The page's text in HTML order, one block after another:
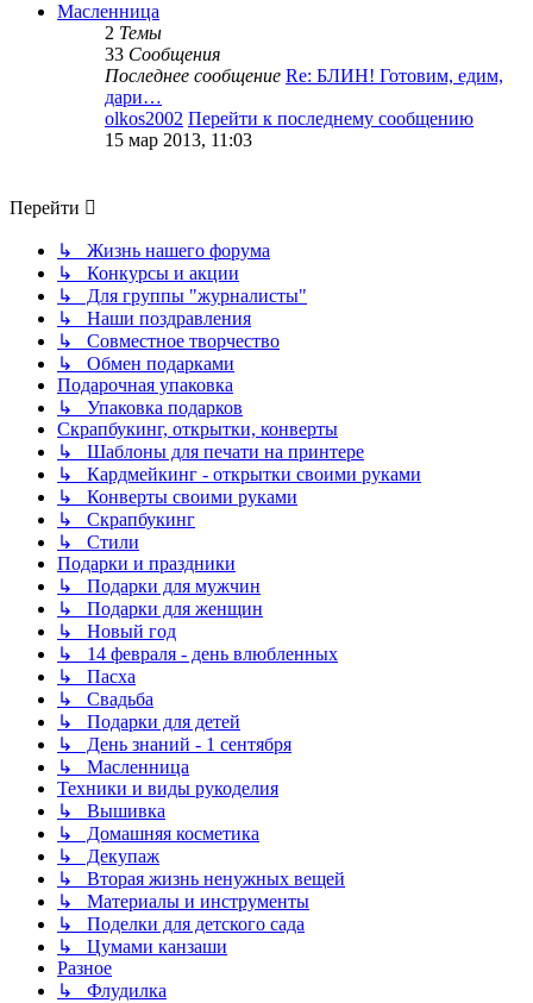
Масленница
2 Темы
33 Сообщения
Последнее сообщение Re: БЛИН! Готовим, едим,
дари…
olkos2002 Перейти к последнему сообщению
15 мар 2013, 11:03
Перейти
↳ Жизнь нашего форума
↳ Конкурсы и акции
↳ Для группы "журналисты"
↳ Наши поздравления
↳ Совместное творчество
↳ Обмен подарками
Подарочная упаковка
↳ Упаковка подарков
Скрапбукинг, открытки, конверты
↳ Шаблоны для печати на принтере
↳ Кардмейкинг - открытки своими руками
↳ Конверты своими руками
↳ Скрапбукинг
↳ Стили
Подарки и праздники
↳ Подарки для мужчин
↳ Подарки для женщин
↳ Новый год
↳ 14 февраля - день влюбленных
↳ Пасха
↳ Свадьба
↳ Подарки для детей
↳ День знаний - 1 сентября
↳ Масленница
Техники и виды рукоделия
↳ Вышивка
↳ Домашняя косметика
↳ Декупаж
↳ Вторая жизнь ненужных вещей
↳ Материалы и инструменты
↳ Поделки для детского сада
↳ Цумами канзаши
Разное
↳ Флудилка